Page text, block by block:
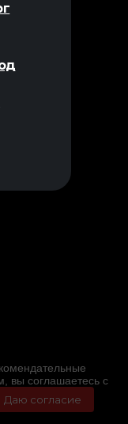
вы соглашаетесь с
Даю согласие